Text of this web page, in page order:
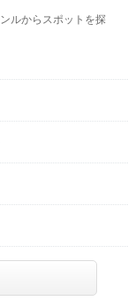
ルからスポットを探